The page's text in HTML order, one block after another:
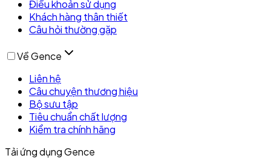
Điều khoản sử dụng
Khách hàng thân thiết
Câu hỏi thường gặp
Về Gence
Liên hệ
Câu chuyện thương hiệu
Bộ sưu tập
Tiêu chuẩn chất lượng
Kiểm tra chính hãng
Tải ứng dụng Gence